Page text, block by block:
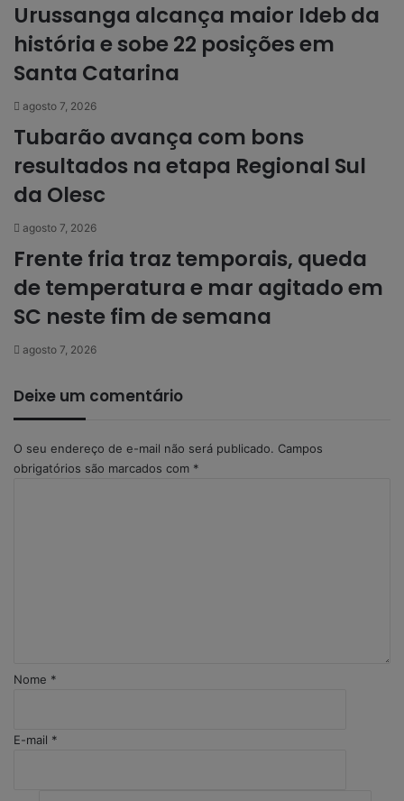
Urussanga alcança maior Ideb da
história e sobe 22 posições em
Santa Catarina
agosto 7, 2026
Tubarão avança com bons
resultados na etapa Regional Sul
da Olesc
agosto 7, 2026
Frente fria traz temporais, queda
de temperatura e mar agitado em
SC neste fim de semana
agosto 7, 2026
Deixe um comentário
O seu endereço de e-mail não será publicado. Campos
obrigatórios são marcados com *
*
Nome *
E-mail *